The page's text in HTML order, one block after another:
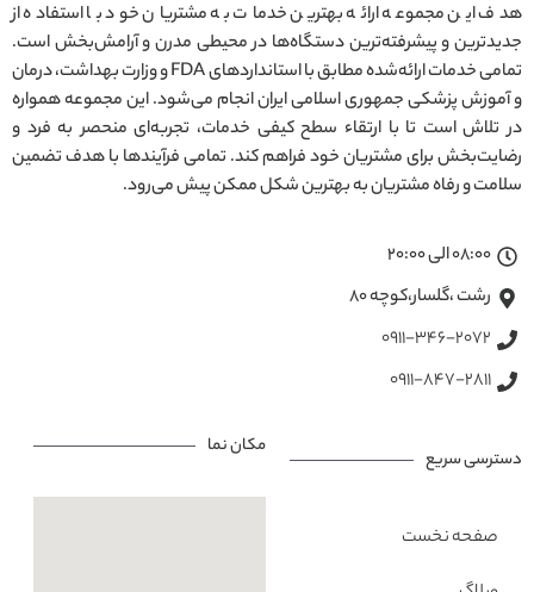
هدف این مجموعه ارائه بهترین خدمات به مشتریان خود با استفاده از
جدیدترین و پیشرفته‌ترین دستگاه‌ها در محیطی مدرن و آرامش‌بخش است.
تمامی خدمات ارائه‌شده مطابق با استانداردهای FDA و وزارت بهداشت، درمان
و آموزش پزشکی جمهوری اسلامی ایران انجام می‌شود. این مجموعه همواره
در تلاش است تا با ارتقاء سطح کیفی خدمات، تجربه‌ای منحصر به فرد و
رضایت‌بخش برای مشتریان خود فراهم کند. تمامی فرآیندها با هدف تضمین
سلامت و رفاه مشتریان به بهترین شکل ممکن پیش می‌رود.
08:00 الی 20:00
رشت ،گلسار،کوچه ۸۰
0911-346-2072
0911-847-2811
دسترسی سریع
صفحه نخست
مکان نما